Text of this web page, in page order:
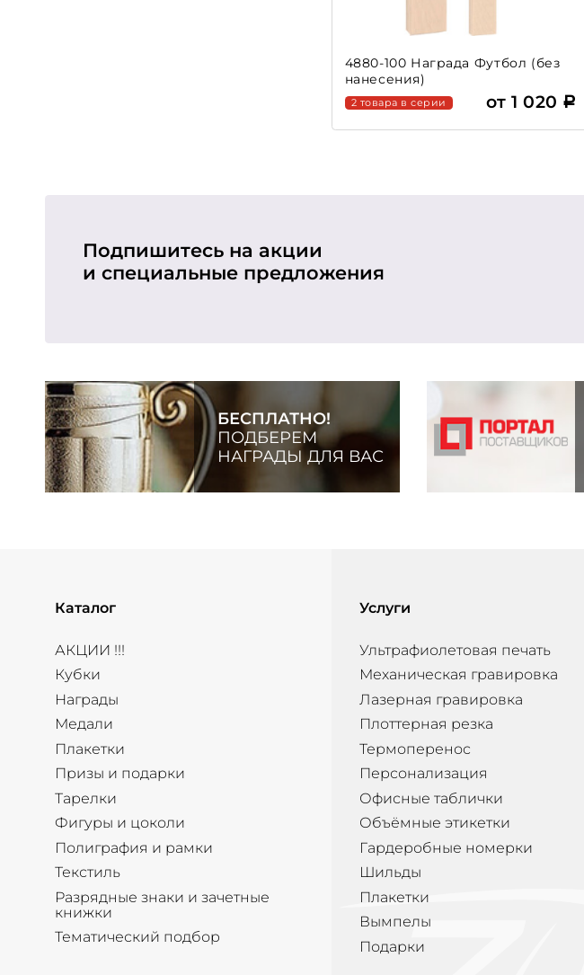
4880-100 Награда Футбол (без
нанесения)
2 товара в серии от 1 020
Подпишитесь на акции
и специальные предложения
БЕСПЛАТНО!
ПОДБЕРЕМ
НАГРАДЫ ДЛЯ ВАС
Каталог
АКЦИИ !!!
Кубки
Награды
Медали
Плакетки
Призы и подарки
Тарелки
Фигуры и цоколи
Полиграфия и рамки
Текстиль
Разрядные знаки и зачетные
книжки
Тематический подбор
Услуги
Ультрафиолетовая печать
Механическая гравировка
Лазерная гравировка
Плоттерная резка
Термоперенос
Персонализация
Офисные таблички
Объёмные этикетки
Гардеробные номерки
Шильды
Плакетки
Вымпелы
Подарки